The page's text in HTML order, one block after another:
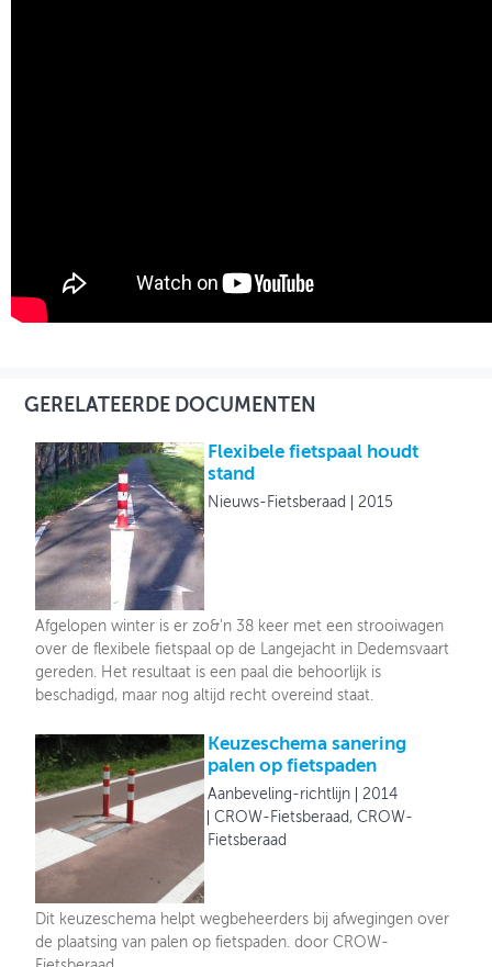
GERELATEERDE DOCUMENTEN
Flexibele fietspaal houdt
stand
Nieuws-Fietsberaad 2015
Afgelopen winter is er zo&'n 38 keer met een strooiwagen
over de flexibele fietspaal op de Langejacht in Dedemsvaart
gereden. Het resultaat is een paal die behoorlijk is
beschadigd, maar nog altijd recht overeind staat.
Keuzeschema sanering
palen op fietspaden
Aanbeveling-richtlijn
2014
CROW-Fietsberaad, CROW-
Fietsberaad
Dit keuzeschema helpt wegbeheerders bij afwegingen over
de plaatsing van palen op fietspaden. door CROW-